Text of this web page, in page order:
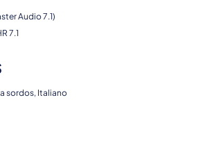
Audio 7.1)
7.1
sordos, Italiano